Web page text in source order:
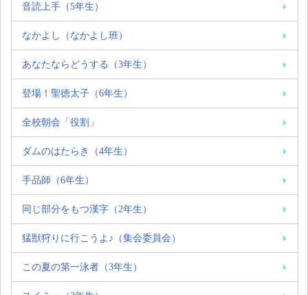
音読上手（5年生）
なかよし（なかよし班）
あなたならどうする（3年生）
登場！聖徳太子（6年生）
全校朝会「役割」
ダムのはたらき（4年生）
手品師（6年生）
同じ部分をもつ漢字（2年生）
猛獣狩りに行こうよ♪（集会委員会）
この夏の第一泳者（3年生）